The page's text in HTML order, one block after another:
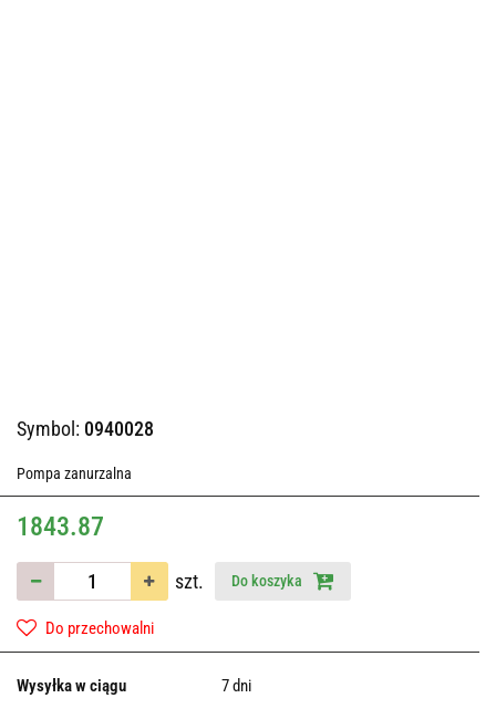
Symbol: 0940028
Pompa zanurzalna
1843.87
szt. Do koszyka
Do przechowalni
Wysyłka w ciągu 7 dni